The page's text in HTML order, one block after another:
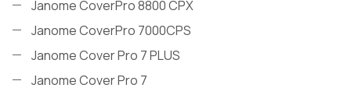
Janome CoverPro 8800 CPX
Janome CoverPro 7000CPS
Janome Cover Pro 7 PLUS
Janome Cover Pro 7